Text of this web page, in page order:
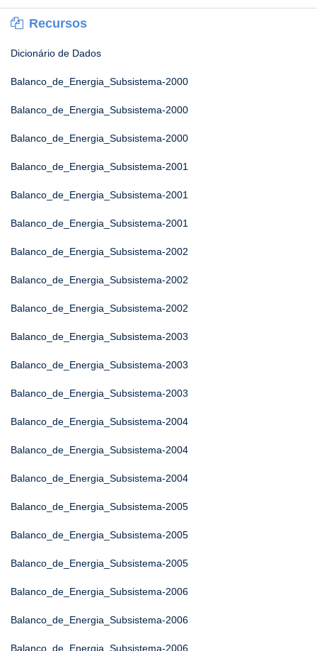
Recursos
Dicionário de Dados
Balanco_de_Energia_Subsistema-2000
Balanco_de_Energia_Subsistema-2000
Balanco_de_Energia_Subsistema-2000
Balanco_de_Energia_Subsistema-2001
Balanco_de_Energia_Subsistema-2001
Balanco_de_Energia_Subsistema-2001
Balanco_de_Energia_Subsistema-2002
Balanco_de_Energia_Subsistema-2002
Balanco_de_Energia_Subsistema-2002
Balanco_de_Energia_Subsistema-2003
Balanco_de_Energia_Subsistema-2003
Balanco_de_Energia_Subsistema-2003
Balanco_de_Energia_Subsistema-2004
Balanco_de_Energia_Subsistema-2004
Balanco_de_Energia_Subsistema-2004
Balanco_de_Energia_Subsistema-2005
Balanco_de_Energia_Subsistema-2005
Balanco_de_Energia_Subsistema-2005
Balanco_de_Energia_Subsistema-2006
Balanco_de_Energia_Subsistema-2006
Balanco_de_Energia_Subsistema-2006